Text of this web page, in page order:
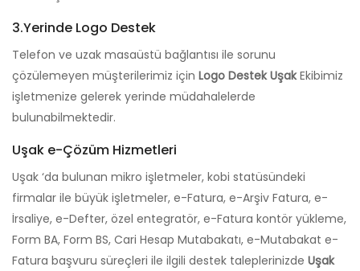
3.Yerinde Logo Destek
Telefon ve uzak masaüstü bağlantısı ile sorunu
çözülemeyen müşterilerimiz için Logo Destek UşakEkibimiz
işletmenize gelerek yerinde müdahalelerde
bulunabilmektedir.
Uşak e-Çözüm Hizmetleri
Uşak ‘da bulunan mikro işletmeler, kobi statüsündeki
firmalar ile büyük işletmeler, e-Fatura, e-Arşiv Fatura, e-
İrsaliye, e-Defter, özel entegratör, e-Fatura kontör yükleme,
Form BA, Form BS, Cari Hesap Mutabakatı, e-Mutabakat e-
Fatura başvuru süreçleri ile ilgili destek taleplerinizde Uşak